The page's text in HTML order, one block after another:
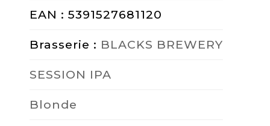
EAN : 5391527681120
Brasserie : BLACKS BREWERY
SESSION IPA
Blonde